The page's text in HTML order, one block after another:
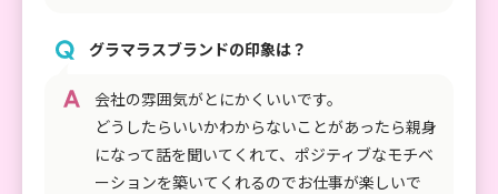
グラマラスブランドの印象は？
会社の雰囲気がとにかくいいです。
どうしたらいいかわからないことがあったら親身
になって話を聞いてくれて、ポジティブなモチベ
ーションを築いてくれるのでお仕事が楽しいで